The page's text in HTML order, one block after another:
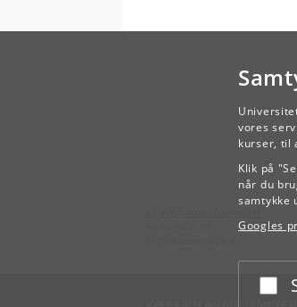
vores
kurser, til
Klik på
når du
samtykke
Googles